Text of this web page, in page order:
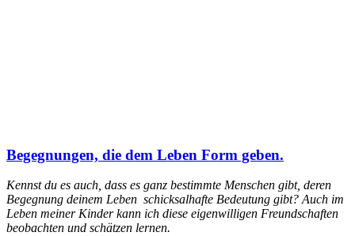
Begegnungen, die dem Leben Form geben.
Kennst du es auch, dass es ganz bestimmte Menschen gibt, deren
Begegnung deinem Leben schicksalhafte Bedeutung gibt? Auch im
Leben meiner Kinder kann ich diese eigenwilligen Freundschaften
beobachten und schätzen lernen.